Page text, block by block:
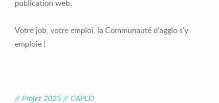
publication web.
Votre job, votre emploi, la Communauté d’agglo s’y
emploie !
// Projet 2025 // CAPLD